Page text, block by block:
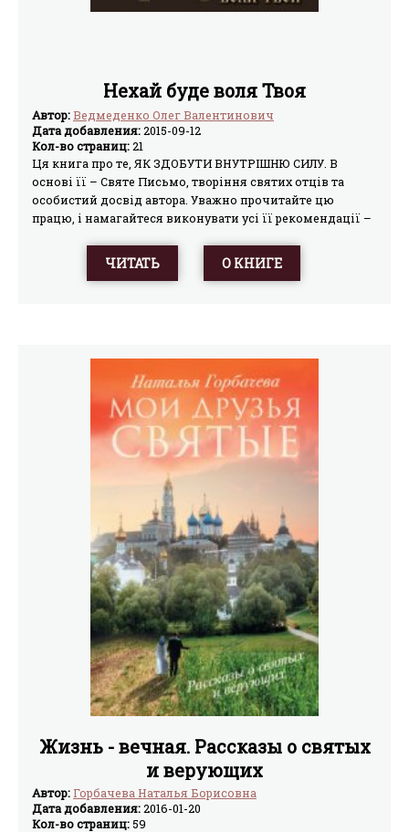
Нехай буде воля Твоя
Автор:Ведмеденко Олег Валентинович
Дата добавления:2015-09-12
Кол-во страниц:21
Ця книга про те, ЯК ЗДОБУТИ ВНУТРІШНЮ СИЛУ. В
основі її – Святе Письмо, творіння святих отців та
особистий досвід автора. Уважно прочитайте цю
працю, і намагайтеся виконувати усі її рекомендації –
преобразить усе ваше життя! Назва Посібника виражає
основну ідею спасіння: “Нехай буде воля Твоя!” – ось
ЧИТАТЬ О КНИГЕ
Жизнь - вечная. Рассказы о святых
и верующих
Автор:Горбачева Наталья Борисовна
Дата добавления:2016-01-20
Кол-во страниц: 59